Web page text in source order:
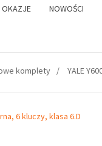
OKAZJE NOWOŚCI
komplety YALE